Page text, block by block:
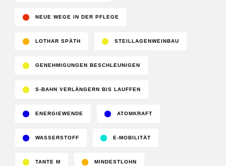
NEUE WEGE IN DER PFLEGE
LOTHAR SPÄTH STEILLAGENWEINBAU
GENEHMIGUNGEN BESCHLEUNIGEN
S-BAHN VERLÄNGERN BIS LAUFFEN
ENERGIEWENDE ATOMKRAFT
WASSERSTOFF E-MOBILITÄT
TANTE M MINDESTLOHN